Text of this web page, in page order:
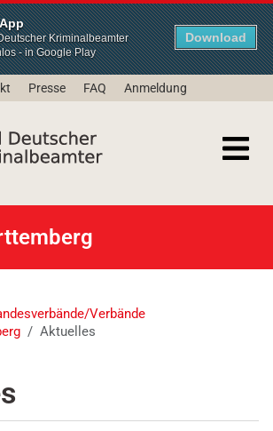
Kriminalbeamter
- in Google Play
Download
Presse FAQ Anmeldung
Verbände
Aktuelles